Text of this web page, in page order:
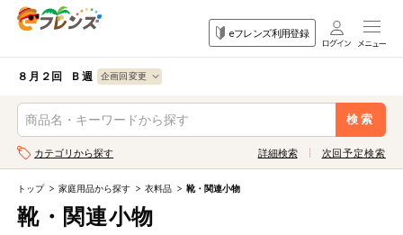
eフレンズ利用登録
ログイン
生協加入はこちら
８月２回 Ｂ週
検索
食品
から探す
目的
から探す
果物
野菜
肉・ハム・ソ
ーセージ
魚介・加工品
果物すべて
カテゴリから探す 詳細検索
検索条件を指定してください。全項目に条件を指定しなくて
も検索できます。
キーワード
キーワードをすべて含む
次回予定検索
トップ 家庭用品から探す 衣料品 靴・関連小物
靴・関連小物